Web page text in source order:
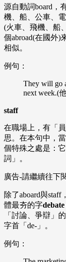
源自動詞board ，
機、船、公車、
(火車、飛機、船
個abroad(在國外)
相似。
例句：
They will go
next week.(
staff
在職場上，有「
思。在本句中，
個特殊之處是：
詞」。
廣告-請繼續往下
除了aboard與staff
體最夯的字debate
「討論、爭辯」
字首「 de- 」。
例句：